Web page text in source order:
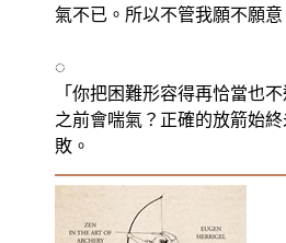
氣不已。所以不管我願不願
◌
「你把困難形容得再恰當也
之前會喘氣？正確的放箭始
敗。